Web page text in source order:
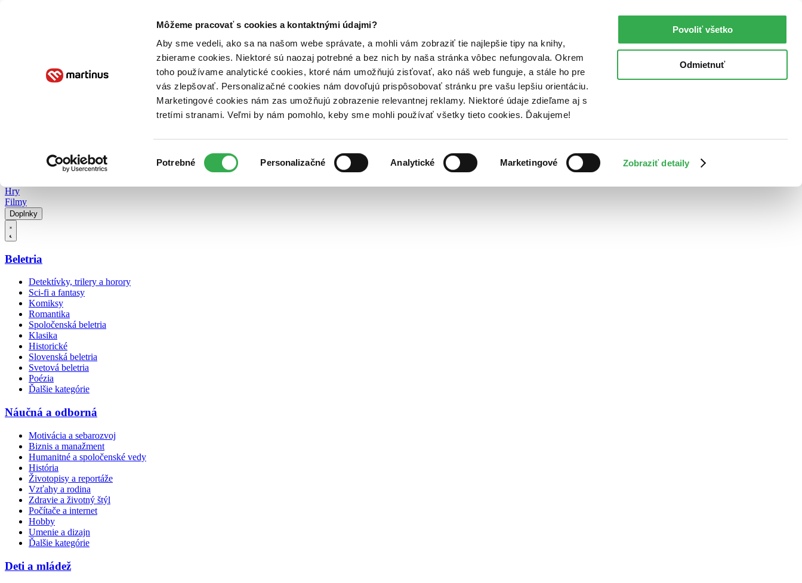
Môžeme pracovať s cookies a kontaktnými údajmi?
Aby sme vedeli, ako sa na našom webe správate, a mohli vám zobraziť tie najlepšie tipy na knihy,
zbierame cookies. Niektoré sú naozaj potrebné a bez nich by naša stránka vôbec nefungovala. Okrem
toho používame analytické cookies, ktoré nám umožňujú zisťovať, ako náš web funguje, a stále ho pre
vás zlepšovať. Personalizačné cookies nám dovoľujú prispôsobovať stránku pre vašu lepšiu orientáciu.
Marketingové cookies nám zas umožňujú zobrazenie relevantnej reklamy. Niektoré údaje zdieľame aj s
tretími stranami. Veľmi by nám pomohlo, keby sme mohli používať všetky tieto cookies. Ďakujeme!
súhlasu
Potrebné Personalizačné Analytické Marketingové Zobraziť detaily
Povoliť všetko
Odmietnuť
Poukážky Kontakt
Hry
Filmy
Doplnky
Beletria
Detektívky, trilery a horory
Sci-fi a fantasy
Komiksy
Romantika
Spoločenská beletria
Klasika
Historické
Slovenská beletria
Svetová beletria
Poézia
Ďalšie kategórie
Náučná a odborná
Motivácia a sebarozvoj
Biznis a manažment
Humanitné a spoločenské vedy
História
Životopisy a reportáže
Vzťahy a rodina
Zdravie a životný štýl
Počítače a internet
Hobby
Umenie a dizajn
Ďalšie kategórie
Deti a mládež